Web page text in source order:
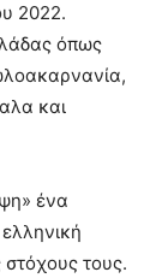
2022.
όπως
και
ένα
τους.